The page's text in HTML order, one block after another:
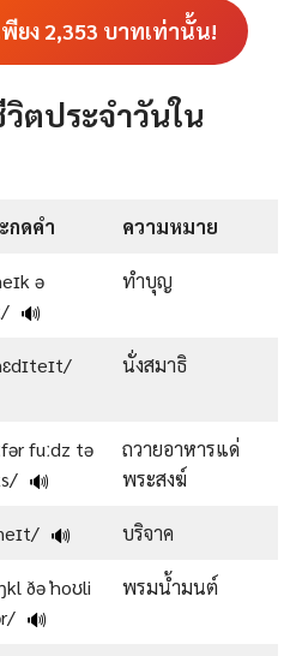
ยง2,353 บาทเท่านั้น!
ตประจำวันใน
กดคำ ความหมาย
ə
🔊
ทำบุญ
นั่งสมาธิ
fuːdz tə
🔊
ถวายอาหารแด่
พระสงฆ์
🔊 บริจาค
ðə ˈhoʊli
🔊
พรมน้ำมนต์